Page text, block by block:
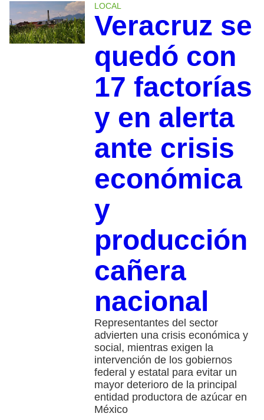
LOCAL
Veracruz se
quedó con
17 factorías
y en alerta
ante crisis
económica
y
producción
cañera
nacional
Representantes del sector
advierten una crisis económica y
social, mientras exigen la
intervención de los gobiernos
federal y estatal para evitar un
mayor deterioro de la principal
entidad productora de azúcar en
México